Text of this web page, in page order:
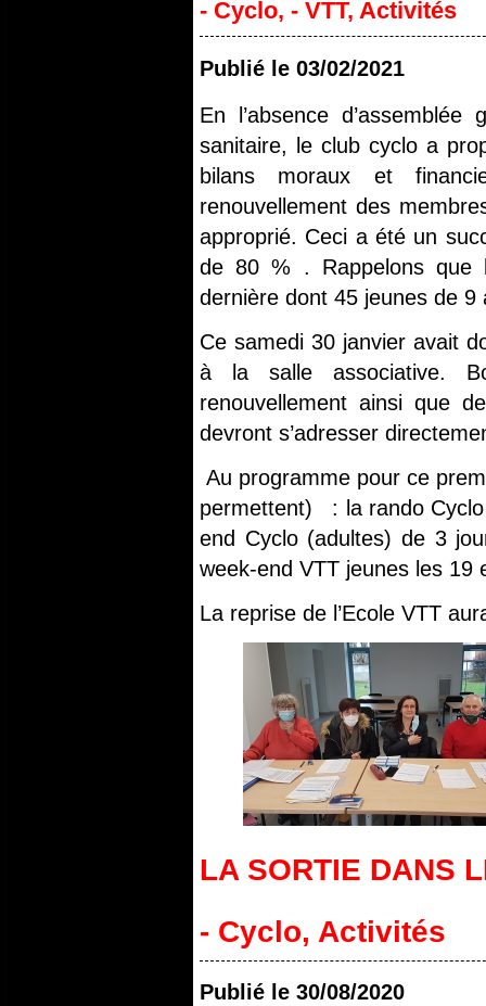
- Cyclo, - VTT, Activités
Publié le 03/02/2021
En l’absence
sanitaire, le club cyclo a
bilans moraux et
renouvellement des
approprié. Ceci a été un
de 80 % . Rappelons que
dernière dont 45 jeunes de 9
Ce samedi 30 janvier avait
à la salle associative.
renouvellement ainsi que
devront s’adresser
Au programme pour ce
permettent) : la rando Cyclo
end Cyclo (adultes) de 3
week-end VTT jeunes les 19
La reprise de l’Ecole VTT
LA SORTIE DANS
- Cyclo, Activités
Publié le 30/08/2020